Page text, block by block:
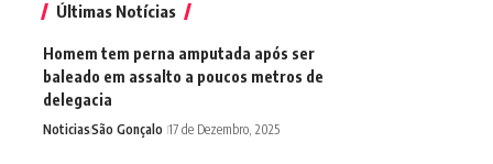
Últimas Notícias
Homem tem perna amputada após ser
baleado em assalto a poucos metros de
delegacia
NoticiasSão Gonçalo 17 de Dezembro, 2025